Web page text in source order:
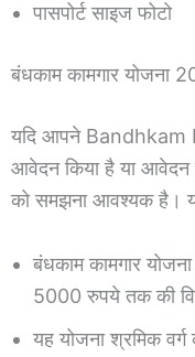
पासपोर्ट साइज फोटो
बंधकाम कामगार योजना
यदि आपने Bandhkam
आवेदन किया है या आवेदन
को समझना आवश्यक है।
बंधकाम कामगार
5000 रुपये तक की
यह योजना श्रमिक